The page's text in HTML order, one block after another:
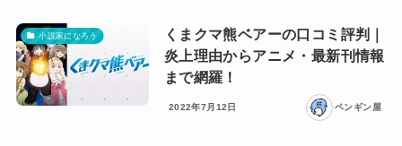
小説家になろう
くまクマ熊ベアーの口コミ評判｜
炎上理由からアニメ・最新刊情報
まで網羅！
2022年7月12日 ペンギン屋